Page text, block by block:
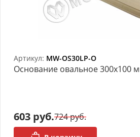
Новогодние изделия
Модели из ФП смолы
АРХИВ
Артикул: MW-OS30LP-O
Основание овальное 300х100
603 руб.724 руб.